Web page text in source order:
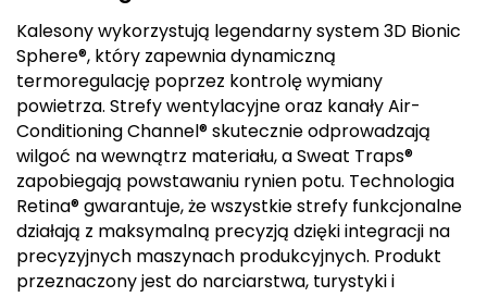
Deuter
Dolomite
E
EISBAR
ENERO
ENERO CAMP
Kalesony wykorzystują legendarny system 3D Bionic
Sphere®, który zapewnia dynamiczną
termoregulację poprzez kontrolę wymiany
powietrza. Strefy wentylacyjne oraz kanały Air-
Conditioning Channel® skutecznie odprowadzają
wilgoć na wewnątrz materiału, a Sweat Traps®
zapobiegają powstawaniu rynien potu. Technologia
Retina® gwarantuje, że wszystkie strefy funkcjonalne
działają z maksymalną precyzją dzięki integracji na
precyzyjnych maszynach produkcyjnych. Produkt
przeznaczony jest do narciarstwa, turystyki i